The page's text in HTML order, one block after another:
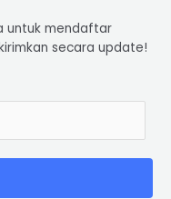
untuk mendaftar
secara update!